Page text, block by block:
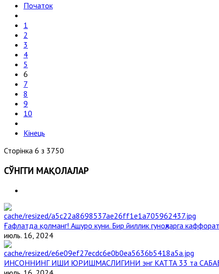
Початок
1
2
3
4
5
6
7
8
9
10
Кінець
Сторінка 6 з 3750
СЎНГГИ МАҚОЛАЛАР
Ғафлатда қолманг! Ашуро куни. Бир йиллик гуноҳларга
июль. 16, 2024
ИНСОННИНГ ИШИ ЮРИШМАСЛИГИНИ энг КАТТА 33 та